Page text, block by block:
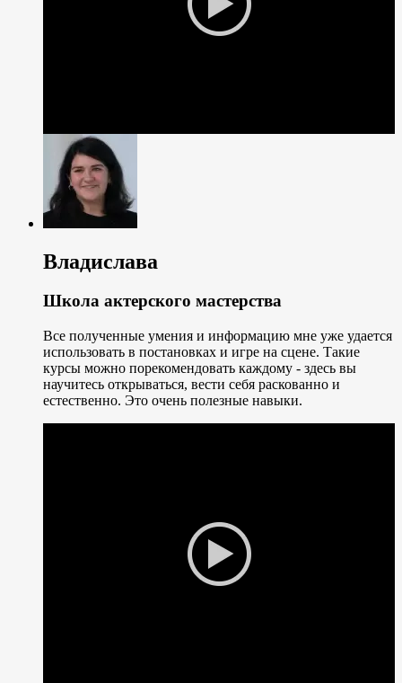
Владислава
Школа актерского мастерства
Все полученные умения и информацию мне уже удается
использовать в постановках и игре на сцене. Такие
курсы можно порекомендовать каждому - здесь вы
научитесь открываться, вести себя раскованно и
естественно. Это очень полезные навыки.